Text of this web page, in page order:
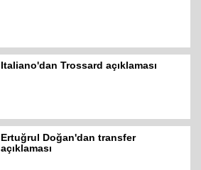
Italiano'dan Trossard açıklaması
Ertuğrul Doğan'dan transfer
açıklaması